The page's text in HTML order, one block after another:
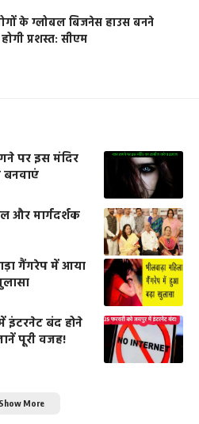
के ग्लोबल बिजनेस हाउस बनने
प्रशस्त: सीएम
पर इस मंदिर
बनवाएं
और मार्गदर्शक
गैंगरेप में आया
इंटरनेट बंद होने
पूरी वजह!
Show More